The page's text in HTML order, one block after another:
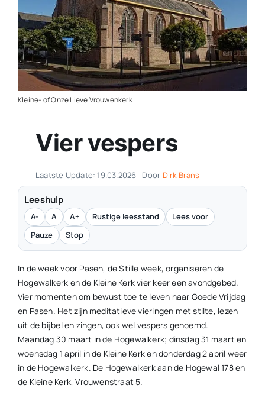
Contact
Plaats je eigen nieuws
Kleine- of Onze Lieve Vrouwenkerk
Vier vespers
Laatste Update: 19.03.2026 Door Dirk Brans
Leeshulp
A- A A+ Rustige leesstand
Lees voor
Pauze
Stop
In de week voor Pasen, de Stille week, organiseren de
Hogewalkerk en de Kleine Kerk vier keer een avondgebed.
Vier momenten om bewust toe te leven naar Goede Vrijdag
en Pasen. Het zijn meditatieve vieringen met stilte, lezen
uit de bijbel en zingen, ook wel vespers genoemd.
Maandag 30 maart in de Hogewalkerk; dinsdag 31 maart en
woensdag 1 april in de Kleine Kerk en donderdag 2 april weer
in de Hogewalkerk. De Hogewalkerk aan de Hogewal 178 en
de Kleine Kerk, Vrouwenstraat 5.